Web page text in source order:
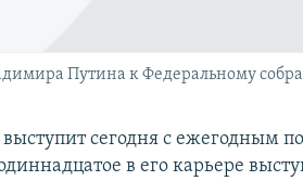
Путина к Федеральному
сегодня с ежегодным
в его карьере